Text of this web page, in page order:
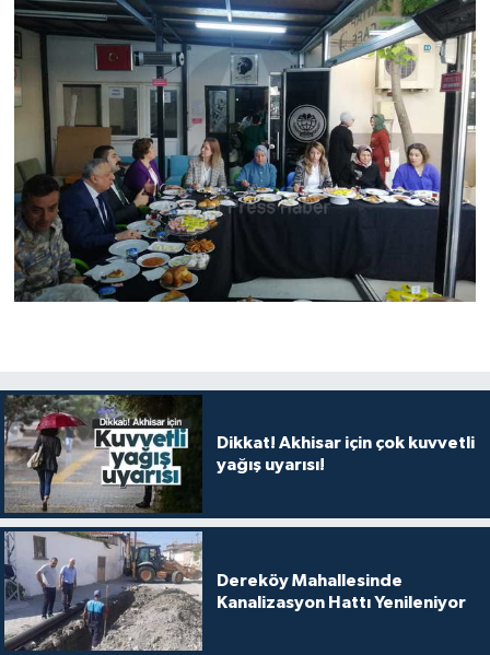
Dikkat! Akhisar için çok kuvvetli
yağış uyarısı!
Dereköy Mahallesinde
Kanalizasyon Hattı Yenileniyor